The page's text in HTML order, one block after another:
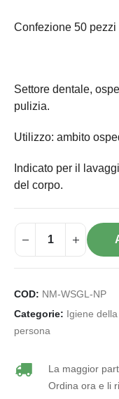
Confezione 50 pezzi
Settore dentale,
pulizia.
Utilizzo: ambito
Indicato per il
del corpo.
COD: NM-WSGL-NP
Categorie: Igiene
persona
La maggior
Ordina ora e li